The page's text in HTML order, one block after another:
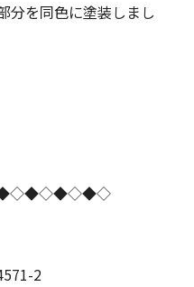
分を同色に塗装しまし
2